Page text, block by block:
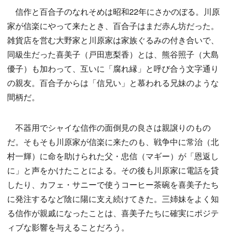
信作と百合子のなれそめは昭和22年にさかのぼる。川原
家が信楽にやって来たとき、百合子はまだ赤ん坊だった。
雑貨店を営む大野家と川原家は家族ぐるみの付き合いで、
同級生だった喜美子（戸田恵梨香）とは、熊谷照子（大島
優子）も加わって、互いに「腐れ縁」と呼び合う文字通り
の親友。百合子からは「信兄い」と慕われる兄妹のような
間柄だ。
不器用でシャイな信作の面倒見の良さは親譲りのもの
だ。そもそも川原家が信楽に来たのも、戦争中に常治（北
村一輝）に命を助けられた父・忠信（マギー）が「恩返し
に」と声をかけたことによる。その後も川原家に電話を貸
したり、カフェ・サニーで使うコーヒー茶碗を喜美子たち
に発注するなど陰に陽に支え続けてきた。三姉妹をよく知
る信作が親戚になったことは、喜美子たちに確実にポジテ
ィブな影響を与えることだろう。